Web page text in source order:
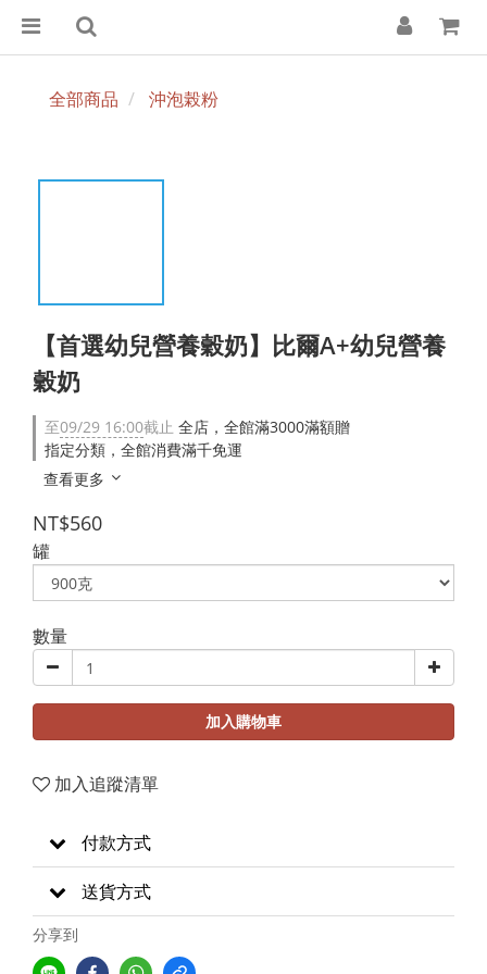
全部商品 沖泡榖粉
【首選幼兒營養穀奶】比爾A+幼兒營養
穀奶
至09/29 16:00截止 全店，全館滿3000滿額贈
指定分類，全館消費滿千免運
查看更多
NT$560
罐
數量
加入購物車
加入追蹤清單
付款方式
送貨方式
分享到